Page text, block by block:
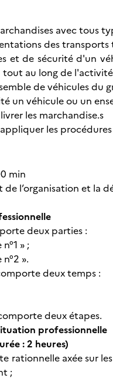
avec tous
des
et de sécurité d'un
tout au long de l'activité
de véhicules du
un véhicule ou un
les marchandise.s
les
min
l’organisation et la
deux parties :
» ;
».
deux temps :
deux étapes.
professionnelle
: 2 heures)
rationnelle axée sur
;